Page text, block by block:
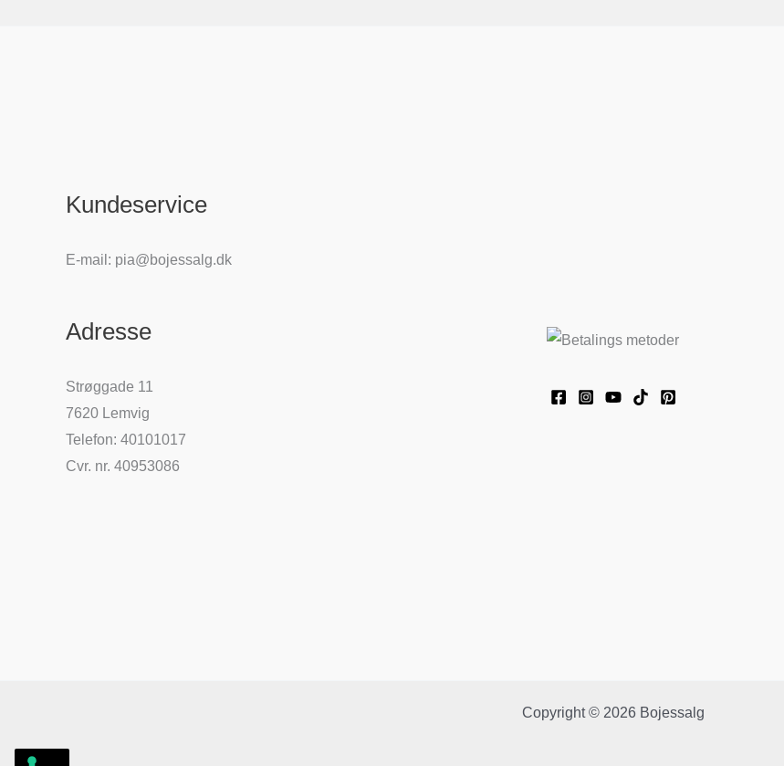
Kundeservice
E-mail: pia@bojessalg.dk
Adresse
Strøggade 11
7620 Lemvig
Telefon: 40101017
Cvr. nr. 40953086
Copyright © 2026 Bojessalg